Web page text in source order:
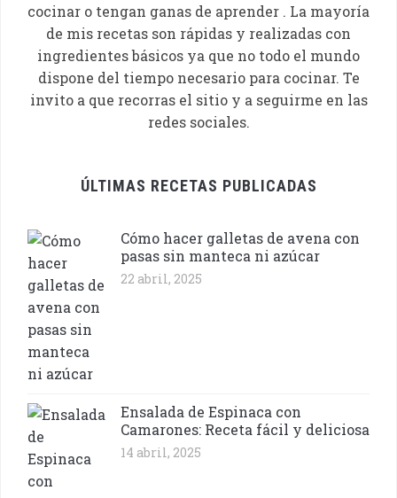
cocinar o tengan ganas de aprender . La mayoría
de mis recetas son rápidas y realizadas con
ingredientes básicos ya que no todo el mundo
dispone del tiempo necesario para cocinar. Te
invito a que recorras el sitio y a seguirme en las
redes sociales.
ÚLTIMAS RECETAS PUBLICADAS
Cómo hacer galletas de avena con
pasas sin manteca ni azúcar
22 abril, 2025
Ensalada de Espinaca con
Camarones: Receta fácil y deliciosa
14 abril, 2025